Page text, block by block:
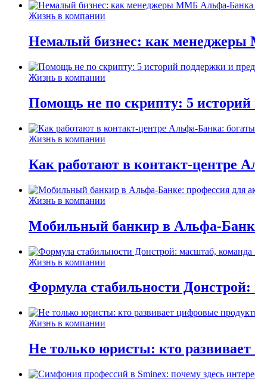
Жизнь в компании
Немалый бизнес: как
Жизнь в компании
Помощь не по скрипту: 5 историй
Жизнь в компании
Как работают в контакт-центре
Жизнь в компании
Мобильный банкир в Альфа-
Жизнь в компании
Формула стабильности
Жизнь в компании
Не только юристы: кто развивает